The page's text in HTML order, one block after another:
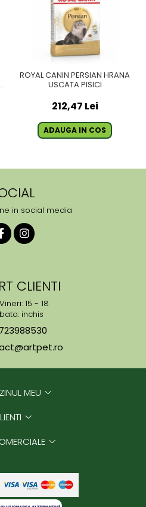
ROYAL CANIN PERSIAN HRANA
USCATA PISICI
212,47 Lei
ADAUGA IN COS
in social media
CLIENTI
15 - 18
inchis
MEU